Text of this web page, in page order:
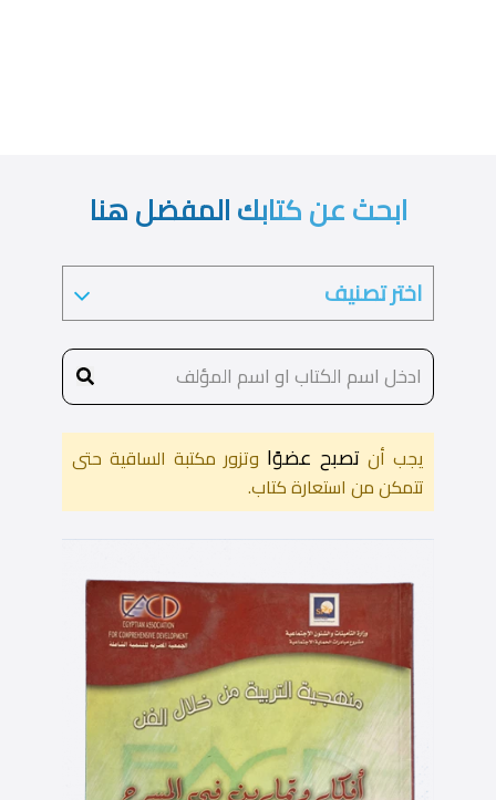
ابحث عن كتابك المفضل هنا
يجب أن تصبح عضوًا وتزور مكتبة الساقية حتى
تتمكن من استعارة كتاب.